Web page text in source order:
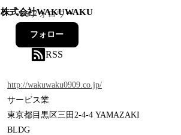
株式会社WAKUWAKU
66フォロワー
フォロー
RSS
http://wakuwaku0909.co.jp/
サービス業
東京都目黒区三田2-4-4 YAMAZAKI
BLDG